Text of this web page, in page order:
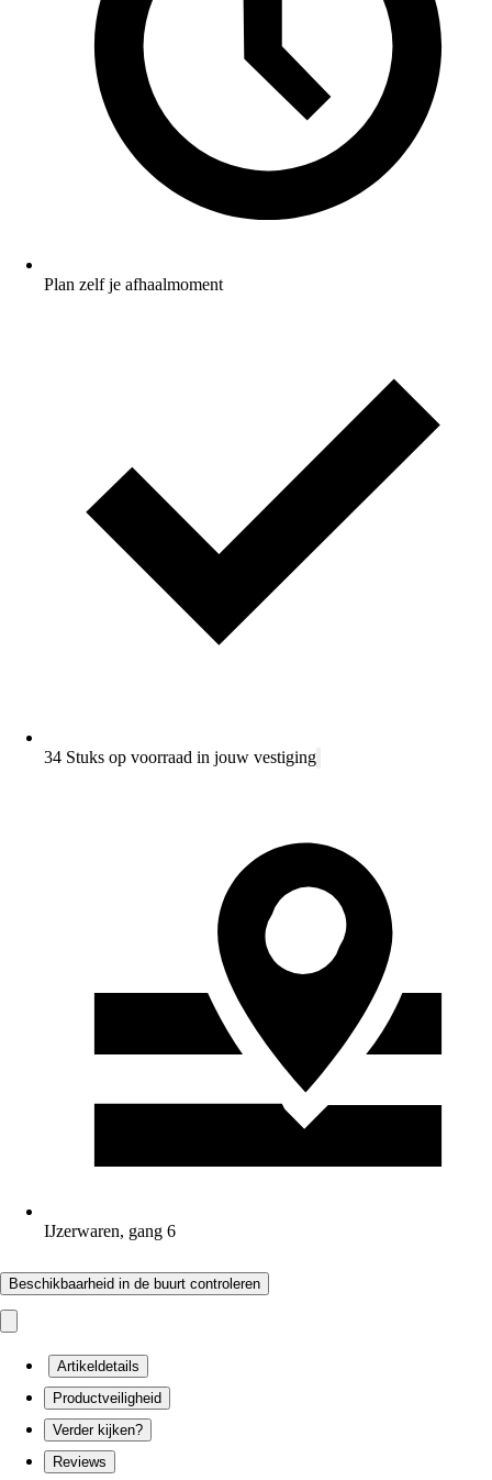
Plan zelf je afhaalmoment
34 Stuks op voorraad in jouw vestiging
IJzerwaren, gang 6
Beschikbaarheid in de buurt controleren
Artikeldetails
Productveiligheid
Verder kijken?
Reviews